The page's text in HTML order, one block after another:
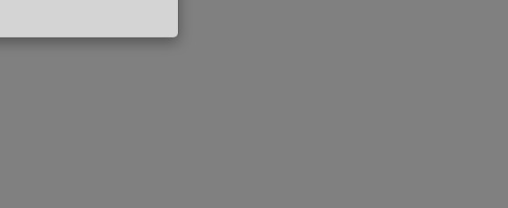
et sont collectées et
6/01/1978 modifiée, et au
et d'opposition aux
en nous contactant par
75015 PARIS. Plus